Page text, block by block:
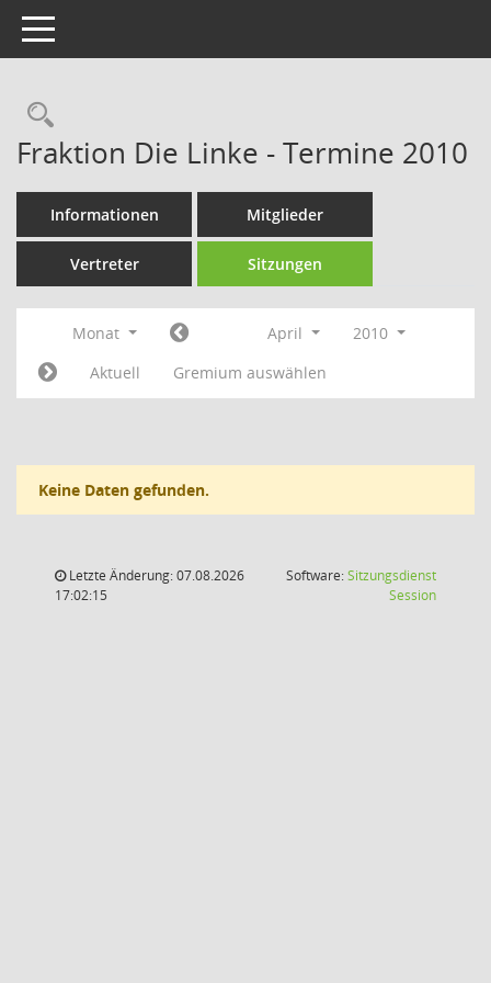
Toggle navigation
Rechercheauswahl
Fraktion Die Linke - Termine 2010
Informationen Mitglieder
Vertreter Sitzungen
Monat April
2010
Aktuell
Gremium auswählen
Keine Daten gefunden.
Letzte Änderung: 07.08.2026
17:02:15
Software:Sitzungsdienst
Session(Wird in